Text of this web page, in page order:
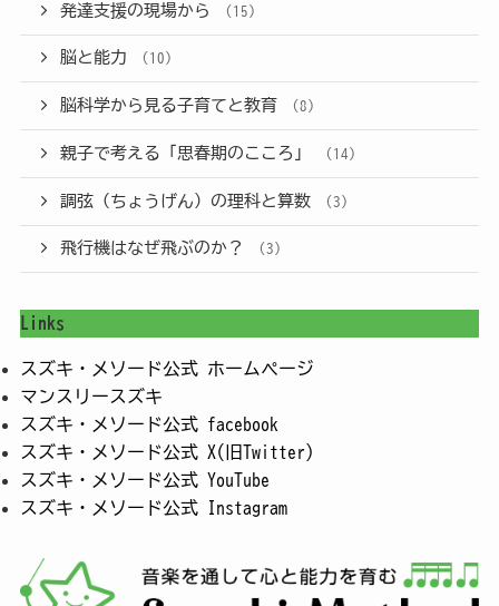
発達支援の現場から (15)
脳と能力 (10)
脳科学から見る子育てと教育 (8)
親子で考える「思春期のこころ」 (14)
調弦（ちょうげん）の理科と算数 (3)
飛行機はなぜ飛ぶのか？ (3)
Links
スズキ・メソード公式 ホームページ
マンスリースズキ
スズキ・メソード公式 facebook
スズキ・メソード公式 X(旧Twitter)
スズキ・メソード公式 YouTube
スズキ・メソード公式 Instagram